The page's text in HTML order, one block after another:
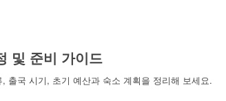
및 준비 가이드
출국 시기, 초기 예산과 숙소 계획을 정리해 보세요.